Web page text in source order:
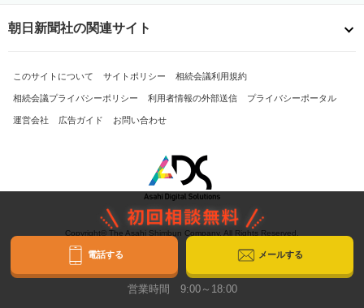
電話する メールする
営業時間 9:00～18:00
朝日新聞社の関連サイト
このサイトについて サイトポリシー 相続会議利用規約
相続会議プライバシーポリシー 利用者情報の外部送信 プライバシーポータル
運営会社 広告ガイド お問い合わせ
Copyright© The Asahi Shimbun Company. All Rights Reserved.